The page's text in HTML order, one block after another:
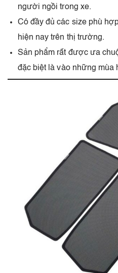
người ngồi trong xe.
Có đầy đủ các size phù
hiện nay trên thị trường.
Sản phẩm rất được ưa
đặc biệt là vào những mùa